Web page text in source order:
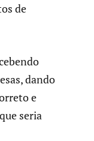
de
dando
e
seria